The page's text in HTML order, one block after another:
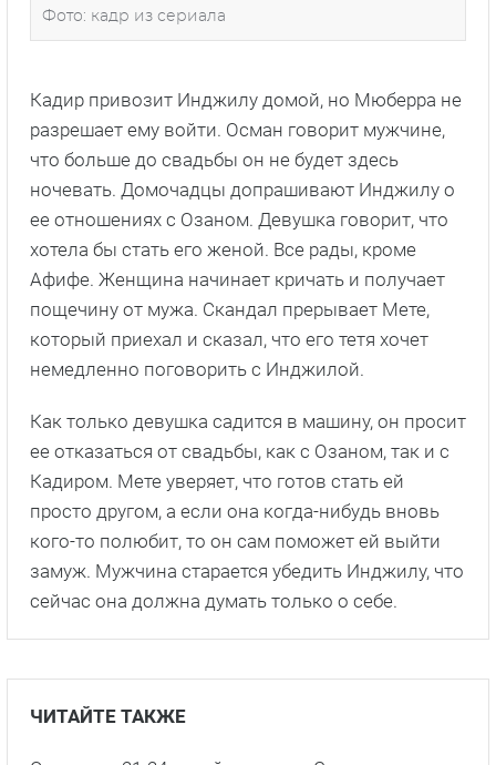
Фото: кадр из сериала
Кадир привозит Инджилу домой, но Мюберра не
разрешает ему войти. Осман говорит мужчине,
что больше до свадьбы он не будет здесь
ночевать. Домочадцы допрашивают Инджилу о
ее отношениях с Озаном. Девушка говорит, что
хотела бы стать его женой. Все рады, кроме
Афифе. Женщина начинает кричать и получает
пощечину от мужа. Скандал прерывает Мете,
который приехал и сказал, что его тетя хочет
немедленно поговорить с Инджилой.
Как только девушка садится в машину, он просит
ее отказаться от свадьбы, как с Озаном, так и с
Кадиром. Мете уверяет, что готов стать ей
просто другом, а если она когда-нибудь вновь
кого-то полюбит, то он сам поможет ей выйти
замуж. Мужчина старается убедить Инджилу, что
сейчас она должна думать только о себе.
ЧИТАЙТЕ ТАКЖЕ